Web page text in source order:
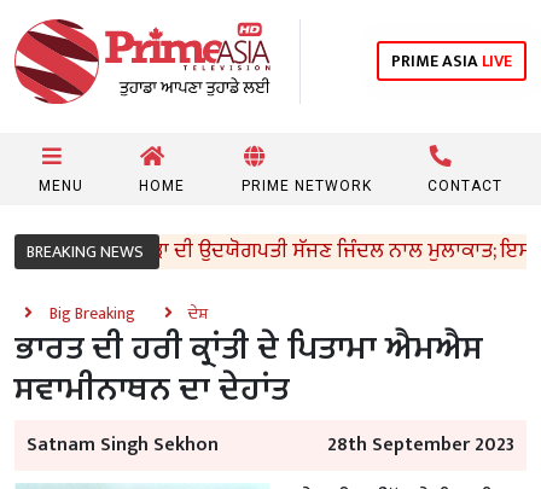
PRIME ASIALIVE
MENU HOME PRIME NETWORK CONTACT
BREAKING NEWS
ਅਰੋੜਾ ਦੀ ਉਦਯੋਗਪਤੀ ਸੱਜਣ ਜਿੰਦਲ ਨਾਲ ਮੁਲਾਕਾਤ; ਇਸਪਾਤ ਖੇਤਰ
Big Breaking ਦੇਸ਼
ਭਾਰਤ ਦੀ ਹਰੀ ਕ੍ਰਾਂਤੀ ਦੇ ਪਿਤਾਮਾ ਐਮਐਸ
ਸਵਾਮੀਨਾਥਨ ਦਾ ਦੇਹਾਂਤ
Satnam Singh Sekhon 28th September 2023